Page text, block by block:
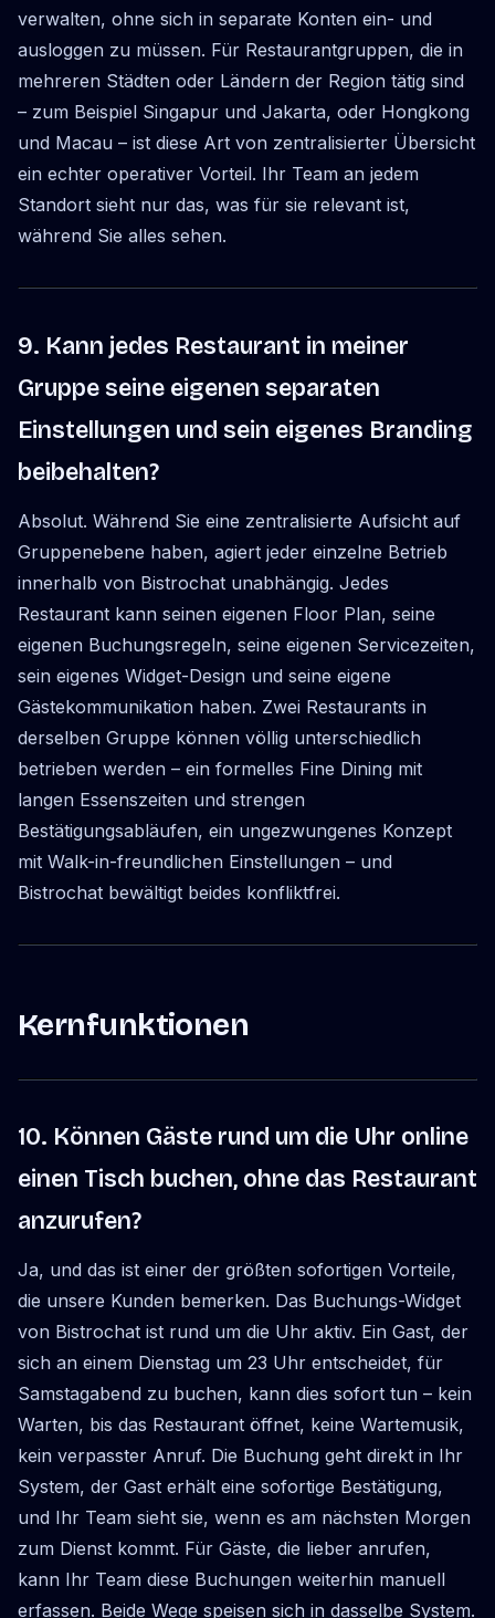
verwalten, ohne sich in separate Konten ein- und
ausloggen zu müssen. Für Restaurantgruppen, die in
mehreren Städten oder Ländern der Region tätig sind
– zum Beispiel Singapur und Jakarta, oder Hongkong
und Macau – ist diese Art von zentralisierter Übersicht
ein echter operativer Vorteil. Ihr Team an jedem
Standort sieht nur das, was für sie relevant ist,
während Sie alles sehen.
9. Kann jedes Restaurant in meiner
Gruppe seine eigenen separaten
Einstellungen und sein eigenes Branding
beibehalten?
Absolut. Während Sie eine zentralisierte Aufsicht auf
Gruppenebene haben, agiert jeder einzelne Betrieb
innerhalb von Bistrochat unabhängig. Jedes
Restaurant kann seinen eigenen Floor Plan, seine
eigenen Buchungsregeln, seine eigenen Servicezeiten,
sein eigenes Widget-Design und seine eigene
Gästekommunikation haben. Zwei Restaurants in
derselben Gruppe können völlig unterschiedlich
betrieben werden – ein formelles Fine Dining mit
langen Essenszeiten und strengen
Bestätigungsabläufen, ein ungezwungenes Konzept
mit Walk-in-freundlichen Einstellungen – und
Bistrochat bewältigt beides konfliktfrei.
Kernfunktionen
10. Können Gäste rund um die Uhr online
einen Tisch buchen, ohne das Restaurant
anzurufen?
Ja, und das ist einer der größten sofortigen Vorteile,
die unsere Kunden bemerken. Das Buchungs-Widget
von Bistrochat ist rund um die Uhr aktiv. Ein Gast, der
sich an einem Dienstag um 23 Uhr entscheidet, für
Samstagabend zu buchen, kann dies sofort tun – kein
Warten, bis das Restaurant öffnet, keine Wartemusik,
kein verpasster Anruf. Die Buchung geht direkt in Ihr
System, der Gast erhält eine sofortige Bestätigung,
und Ihr Team sieht sie, wenn es am nächsten Morgen
zum Dienst kommt. Für Gäste, die lieber anrufen,
kann Ihr Team diese Buchungen weiterhin manuell
erfassen. Beide Wege speisen sich in dasselbe System.